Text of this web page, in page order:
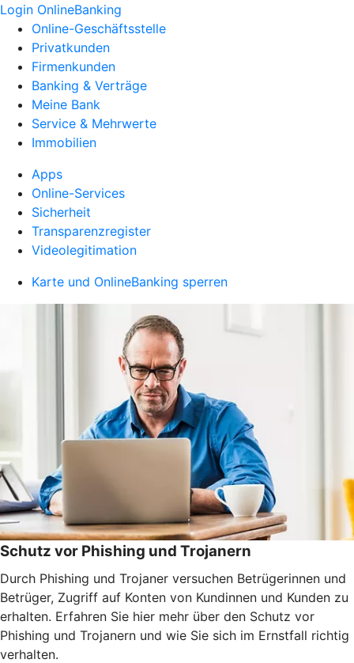
Login OnlineBanking
Online-Geschäftsstelle
Privatkunden
Firmenkunden
Banking & Verträge
Meine Bank
Service & Mehrwerte
Immobilien
Apps
Online-Services
Sicherheit
Transparenzregister
Videolegitimation
Karte und OnlineBanking sperren
Schutz vor Phishing und Trojanern
Durch Phishing und Trojaner versuchen Betrügerinnen und
Betrüger, Zugriff auf Konten von Kundinnen und Kunden zu
erhalten. Erfahren Sie hier mehr über den Schutz vor
Phishing und Trojanern und wie Sie sich im Ernstfall richtig
verhalten.